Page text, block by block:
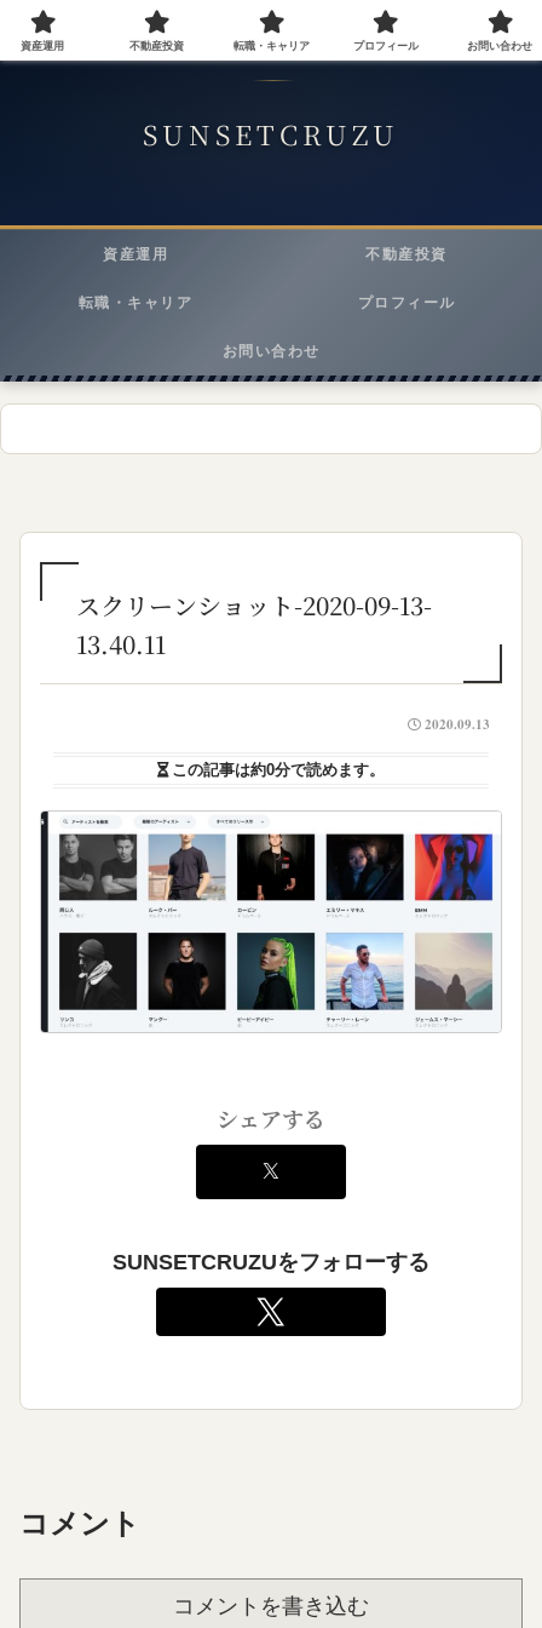
40代会社員が実践する資産運用・転職・ライフスタイルメディア
SUNSETCRUZU
資産運用 不動産投資
転職・キャリア プロフィール
お問い合わせ
スクリーンショット-2020-09-13-
13.40.11
2020.09.13
この記事は約0分で読めます。
シェアする
SUNSETCRUZUをフォローする
コメント
コメントを書き込む
資産運用 不動産投資 転職・キャリア プロフィール お問い合わせ